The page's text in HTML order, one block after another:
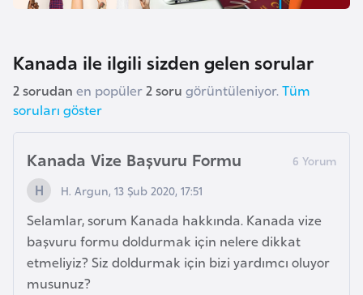
Kanada ile ilgili sizden gelen sorular
2 sorudan en popüler2 soru görüntüleniyor. Tüm
soruları göster
Kanada Vize Başvuru Formu
H. Argun, 13 Şub 2020, 17:51
Selamlar, sorum Kanada hakkında. Kanada vize
başvuru formu doldurmak için nelere dikkat
etmeliyiz? Siz doldurmak için bizi yardımcı oluyor
musunuz?
a
s
t
a
n
B
u
r
k
i
n